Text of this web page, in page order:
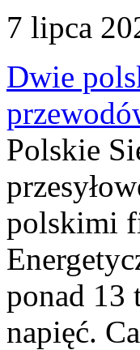
7 lipca
Dwie
Polskie
polskimi
ponad 13
napięć.